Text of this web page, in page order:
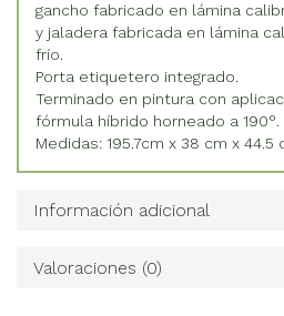
gancho fabricado en lámina
y jaladera fabricada en lámina
frío.
Porta etiquetero integrado.
Terminado en pintura con
fórmula híbrido horneado a 190°.
Medidas: 195.7cm x 38 cm x 44.5
Información adicional
Valoraciones (0)